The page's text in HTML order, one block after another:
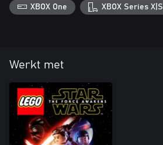
XBOX One XBOX Series X|S
Werkt met